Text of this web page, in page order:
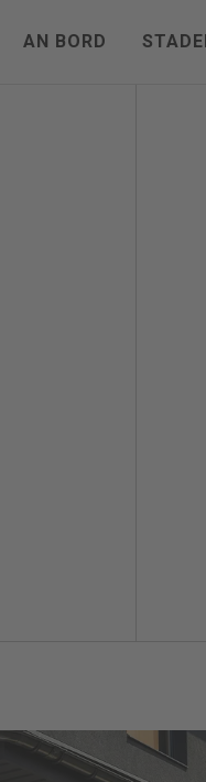
AN BORD